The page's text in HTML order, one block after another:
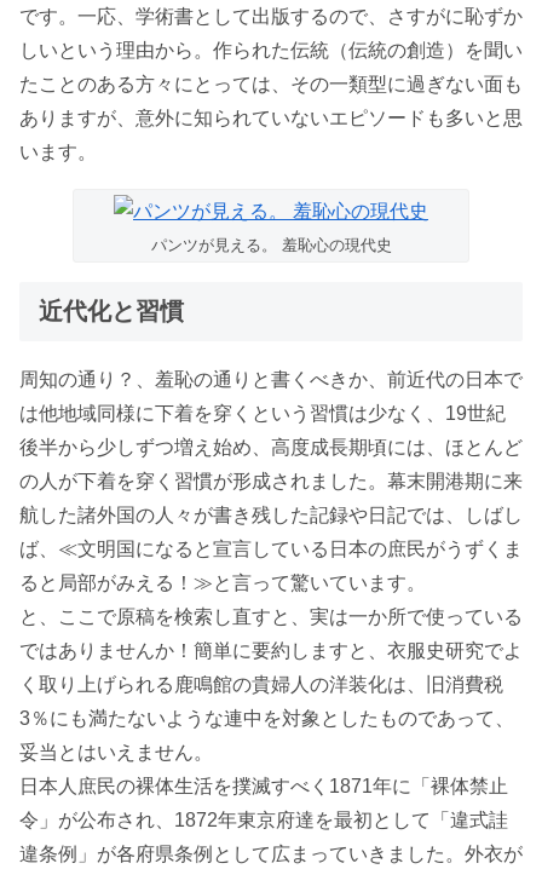
です。一応、学術書として出版するので、さすがに恥ずか
しいという理由から。作られた伝統（伝統の創造）を聞い
たことのある方々にとっては、その一類型に過ぎない面も
ありますが、意外に知られていないエピソードも多いと思
います。
パンツが見える。 羞恥心の現代史
近代化と習慣
周知の通り？、羞恥の通りと書くべきか、前近代の日本で
は他地域同様に下着を穿くという習慣は少なく、19世紀
後半から少しずつ増え始め、高度成長期頃には、ほとんど
の人が下着を穿く習慣が形成されました。幕末開港期に来
航した諸外国の人々が書き残した記録や日記では、しばし
ば、≪文明国になると宣言している日本の庶民がうずくま
ると局部がみえる！≫と言って驚いています。
と、ここで原稿を検索し直すと、実は一か所で使っている
ではありませんか！簡単に要約しますと、衣服史研究でよ
く取り上げられる鹿鳴館の貴婦人の洋装化は、旧消費税
3％にも満たないような連中を対象としたものであって、
妥当とはいえません。
日本人庶民の裸体生活を撲滅すべく1871年に「裸体禁止
令」が公布され、1872年東京府達を最初として「違式詿
違条例」が各府県条例として広まっていきました。外衣が